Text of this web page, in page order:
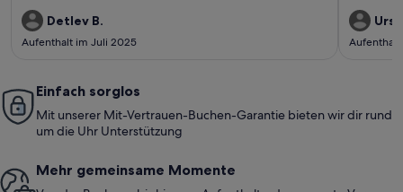
wieder!Detlev und Eike
Detlev B.
Aufenthalt im Juli 2025
zufrieden.
Einfach sorglos
Mit unserer Mit-Vertrauen-Buchen-Garantie bieten wir dir rund
um die Uhr Unterstützung
Mehr gemeinsame Momente